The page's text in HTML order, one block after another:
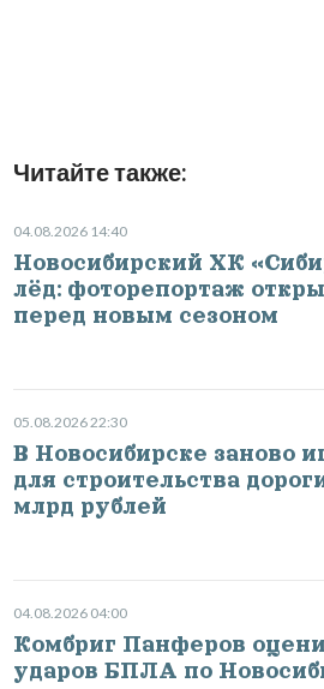
Читайте также:
04.08.2026 14:40
Новосибирский ХК
лёд: фоторепортаж
перед новым сезоном
05.08.2026 22:30
В Новосибирске заново
для строительства
млрд рублей
04.08.2026 04:00
Комбриг Панферов
ударов БПЛА по